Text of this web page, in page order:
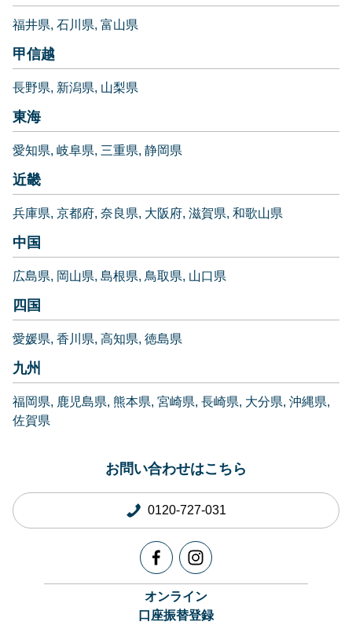
福井県 石川県 富山県
甲信越
長野県 新潟県 山梨県
東海
愛知県 岐阜県 三重県 静岡県
近畿
兵庫県 京都府 奈良県 大阪府 滋賀県 和歌山県
中国
広島県 岡山県 島根県 鳥取県 山口県
四国
愛媛県 香川県 高知県 徳島県
九州
福岡県 鹿児島県 熊本県 宮崎県 長崎県 大分県 沖縄県
佐賀県
お問い合わせはこちら
0120-727-031
オンライン
口座振替登録